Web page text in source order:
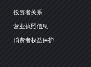
投资者关系
营业执照信息
消费者权益保护